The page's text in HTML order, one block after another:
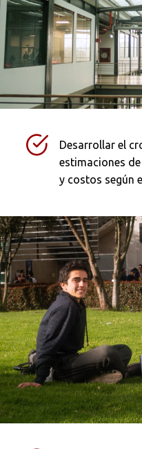
Desarrollar el
estimaciones
y costos según
Ordenar por: